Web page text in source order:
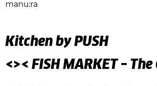
manu:ra
Kitchen by PUSH
<>< FISH MARKET – The